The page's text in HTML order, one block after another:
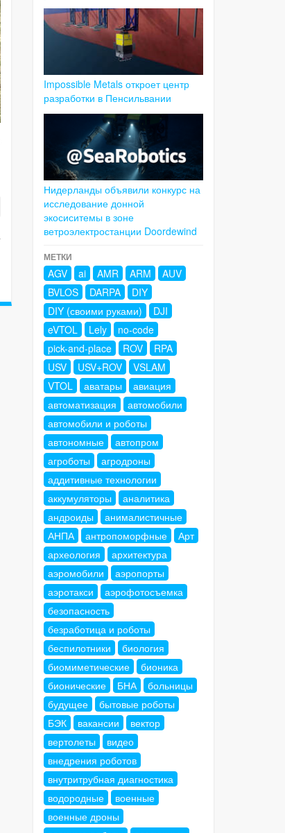
Impossible Metals откроет центр
разработки в Пенсильвании
Нидерланды объявили конкурс на
исследование донной
экосиситемы в зоне
ветроэлектростанции Doordewind
МЕТКИ
AGV ai AMR ARM
AUV
BVLOS
DARPA
DIY
DIY (своими руками)
DJI
eVTOL
Lely
no-code
pick-and-place
ROV
RPA
USV
USV+ROV
VSLAM
VTOL
аватары
авиация
автоматизация
автомобили
автомобили и роботы
автономные
автопром
агроботы
агродроны
аддитивные технологии
аккумуляторы
аналитика
андроиды
анималистичные
АНПА
антропоморфные
Арт
археология
архитектура
аэромобили
аэропорты
аэротакси
аэрофотосъемка
безопасность
безработица и роботы
беспилотники
биология
биомиметические
бионика
бионические
БНА
больницы
будущее
бытовые роботы
БЭК
вакансии
вектор
вертолеты
видео
внедрения роботов
внутритрубная диагностика
водородные
военные
военные дроны